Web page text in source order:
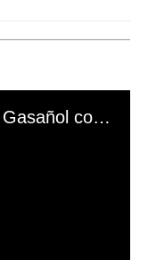
El mal momento de Yanina Gasañol con un hincha argentino en "Subrayado"